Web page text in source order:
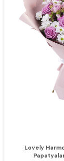
Lovely